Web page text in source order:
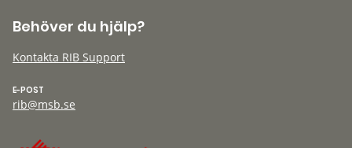
Behöver du hjälp?
Kontakta RIB Support
E-POST
rib@msb.se